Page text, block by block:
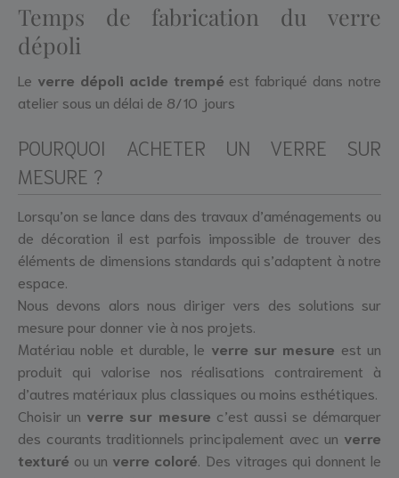
Temps de fabrication du verre
dépoli
Le verre dépoli acide trempé est fabriqué dans notre
atelier sous un délai de 8/10 jours
POURQUOI ACHETER UN VERRE SUR
MESURE ?
Lorsqu’on se lance dans des travaux d’aménagements ou
de décoration il est parfois impossible de trouver des
éléments de dimensions standards qui s’adaptent à notre
espace.
Nous devons alors nous diriger vers des solutions sur
mesure pour donner vie à nos projets.
Matériau noble et durable, le verre sur mesure est un
produit qui valorise nos réalisations contrairement à
d’autres matériaux plus classiques ou moins esthétiques.
Choisir un verre sur mesure c’est aussi se démarquer
des courants traditionnels principalement avec un verre
texturé ou un verre coloré . Des vitrages qui donnent le